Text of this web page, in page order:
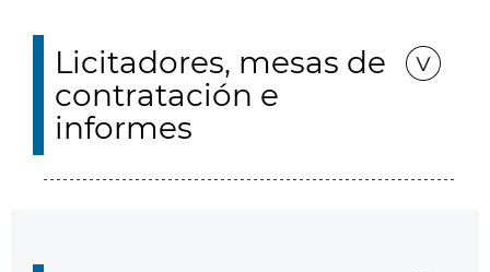
Licitadores, mesas de
contratación e
informes